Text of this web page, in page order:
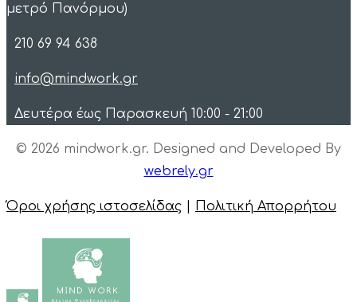
μετρό Πανόρμου)
210 69 94 638
info@mindwork.gr
Δευτέρα έως Παρασκευή 10:00 - 21:00
© 2026 mindwork.gr. Designed and Developed By
webrely.gr
Όροι χρήσης ιστοσελίδας Πολιτική Απορρήτου